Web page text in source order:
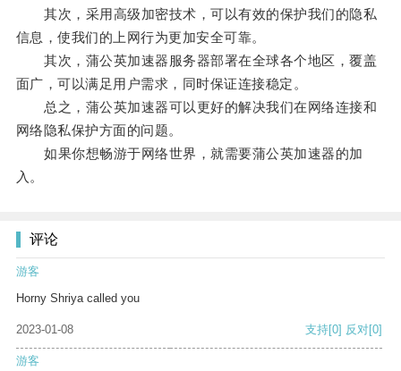
其次，采用高级加密技术，可以有效的保护我们的隐私
信息，使我们的上网行为更加安全可靠。
其次，蒲公英加速器服务器部署在全球各个地区，覆盖
面广，可以满足用户需求，同时保证连接稳定。
总之，蒲公英加速器可以更好的解决我们在网络连接和
网络隐私保护方面的问题。
如果你想畅游于网络世界，就需要蒲公英加速器的加
入。
评论
游客
Horny Shriya called you
2023-01-08 支持[0] 反对[0]
游客